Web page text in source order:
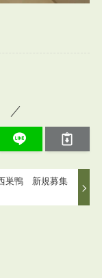
巣鴨 新規募集